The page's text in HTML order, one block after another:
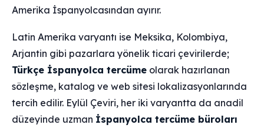
Amerika İspanyolcasından ayırır.
Latin Amerika varyantı ise Meksika, Kolombiya,
Arjantin gibi pazarlara yönelik ticari çevirilerde;
Türkçe İspanyolca tercüme olarak hazırlanan
sözleşme, katalog ve web sitesi lokalizasyonlarında
tercih edilir. Eylül Çeviri, her iki varyantta da anadil
düzeyinde uzman İspanyolca tercüme büroları